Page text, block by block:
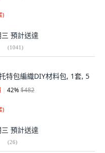
)
預計送達
(1041)
特包編織DIY材料包, 1套, 5
42%$482
)
預計送達
(26)